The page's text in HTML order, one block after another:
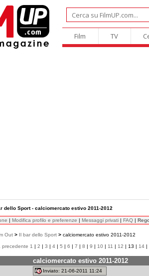
Film TV
dello Sport - calciomercato estivo 2011-2012
| Modifica profilo e preferenze | Messaggi privati | FAQ |
Out > Il bar dello Sport > calciomercato estivo 2011-2012
precedente 1 | 2 | 3 | 4 | 5 | 6 | 7 | 8 | 9 | 10 | 11 | 12 | 13 | 14 |
calciomercato estivo 2011-2012
Inviato: 21-06-2011 11:24